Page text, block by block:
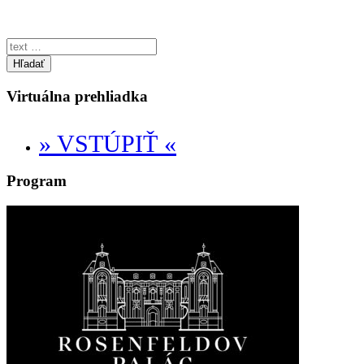
Hľadať
Virtuálna prehliadka
» VSTÚPIŤ «
Program